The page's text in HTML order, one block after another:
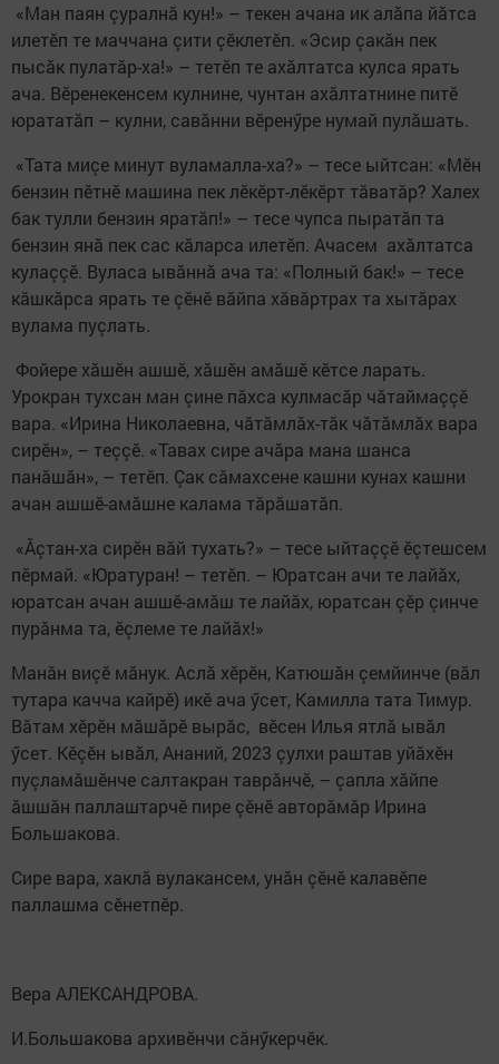
«Ман паян çуралнă кун!» – текен ачана ик алăпа йăтса
илетӗп те маччана çити çӗклетӗп. «Эсир çакăн пек
пысăк пулатăр-ха!» – тетӗп те ахăлтатса кулса ярать
ача. Вӗренекенсем кулнине, чунтан ахăлтатнине питӗ
юрататăп – кулни, савăнни вӗренӳре нумай пулăшать.
«Тата миçе минут вуламалла-ха?» – тесе ыйтсан: «Мӗн
бензин пӗтнӗ машина пек лӗкӗрт-лӗкӗрт тăватăр? Халех
бак тулли бензин яратăп!» – тесе чупса пыратăп та
бензин янă пек сас кăларса илетӗп. Ачасем ахăлтатса
кулаççӗ. Вуласа ывăннă ача та: «Полный бак!» – тесе
кăшкăрса ярать те çӗнӗ вăйпа хăвăртрах та хытăрах
вулама пуçлать.
Фойере хăшӗн ашшӗ, хăшӗн амăшӗ кӗтсе ларать.
Урокран тухсан ман çине пăхса кулмасăр чăтаймаççӗ
вара. «Ирина Николаевна, чăтăмлăх-тăк чăтăмлăх вара
сирӗн», – теççӗ. «Тавах сире ачăра мана шанса
панăшăн», – тетӗп. Çак сăмахсене кашни кунах кашни
ачан ашшӗ-амăшне калама тăрăшатăп.
«Ăçтан-ха сирӗн вăй тухать?» – тесе ыйтаççӗ ӗçтешсем
пӗрмай. «Юратуран! – тетӗп. – Юратсан ачи те лайăх,
юратсан ачан ашшӗ-амăш те лайăх, юратсан çӗр çинче
пурăнма та, ӗçлеме те лайăх!»
Манăн виçӗ мăнук. Аслă хӗрӗн, Катюшăн çемйинче (вăл
тутара качча кайрӗ) икӗ ача ӳсет, Камилла тата Тимур.
Вăтам хӗрӗн мăшăрӗ вырăс, вӗсен Илья ятлă ывăл
ӳсет. Кӗçӗн ывăл, Ананий, 2023 çулхи раштав уйăхӗн
пуçламăшӗнче салтак­ран таврăнчӗ, – çапла хăйпе
ăшшăн паллаштарчӗ пире çӗнӗ авторăмăр Ирина
Большакова.
Сире вара, хаклă вулакансем, унăн çӗнӗ калавӗпе
паллашма сӗнетпӗр.
Вера АЛЕКСАНДРОВА.
И.Большакова архивӗнчи сăнӳкерчӗк.